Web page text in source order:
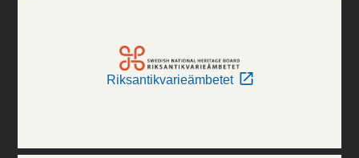
Riksantikvarieämbetet